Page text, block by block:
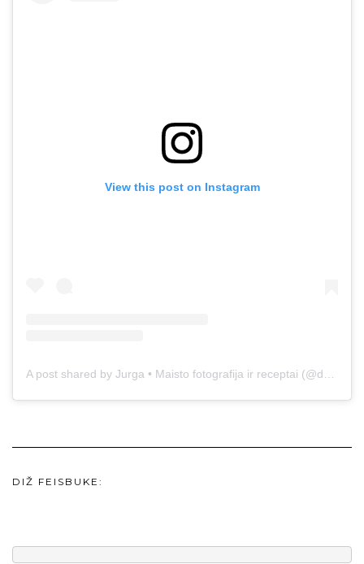
View this post on Instagram
A post shared by Jurga • Maisto fotografija ir receptai (@duonos.ir.zaidimu)
DIŽ FEISBUKE: